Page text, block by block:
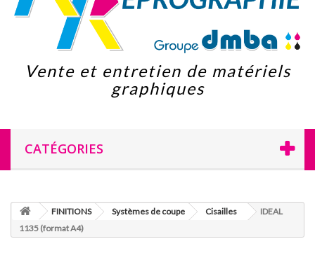
Vente et entretien de matériels
graphiques
CATÉGORIES
FINITIONS Systèmes de coupe Cisailles
IDEAL
1135 (format A4)